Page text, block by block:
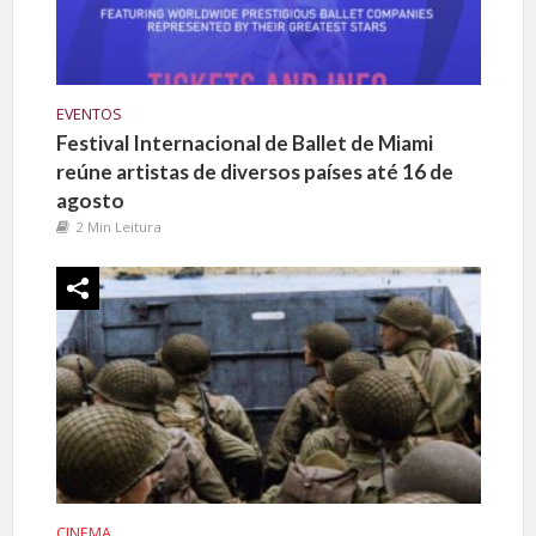
EVENTOS
Festival Internacional de Ballet de Miami
reúne artistas de diversos países até 16 de
agosto
2 Min Leitura